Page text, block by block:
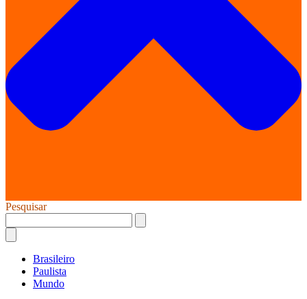
Pesquisar
Brasileiro
Paulista
Mundo